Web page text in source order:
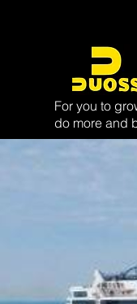
For you to
do more and